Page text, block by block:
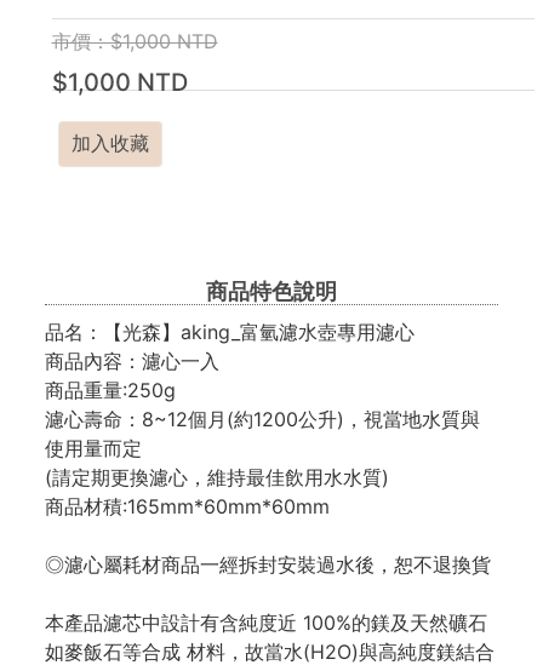
市價：$1,000 NTD
$1,000 NTD
加入收藏
商品特色說明
品名：【光森】aking_富氫濾水壺專用濾心
商品內容：濾心一入
商品重量:250g
濾心壽命：8~12個月(約1200公升)，視當地水質與
使用量而定
(請定期更換濾心，維持最佳飲用水水質)
商品材積:165mm*60mm*60mm
◎濾心屬耗材商品一經拆封安裝過水後，恕不退換貨
本產品濾芯中設計有含純度近 100%的鎂及天然礦石
如麥飯石等合成 材料，故當水(H2O)與高純度鎂結合